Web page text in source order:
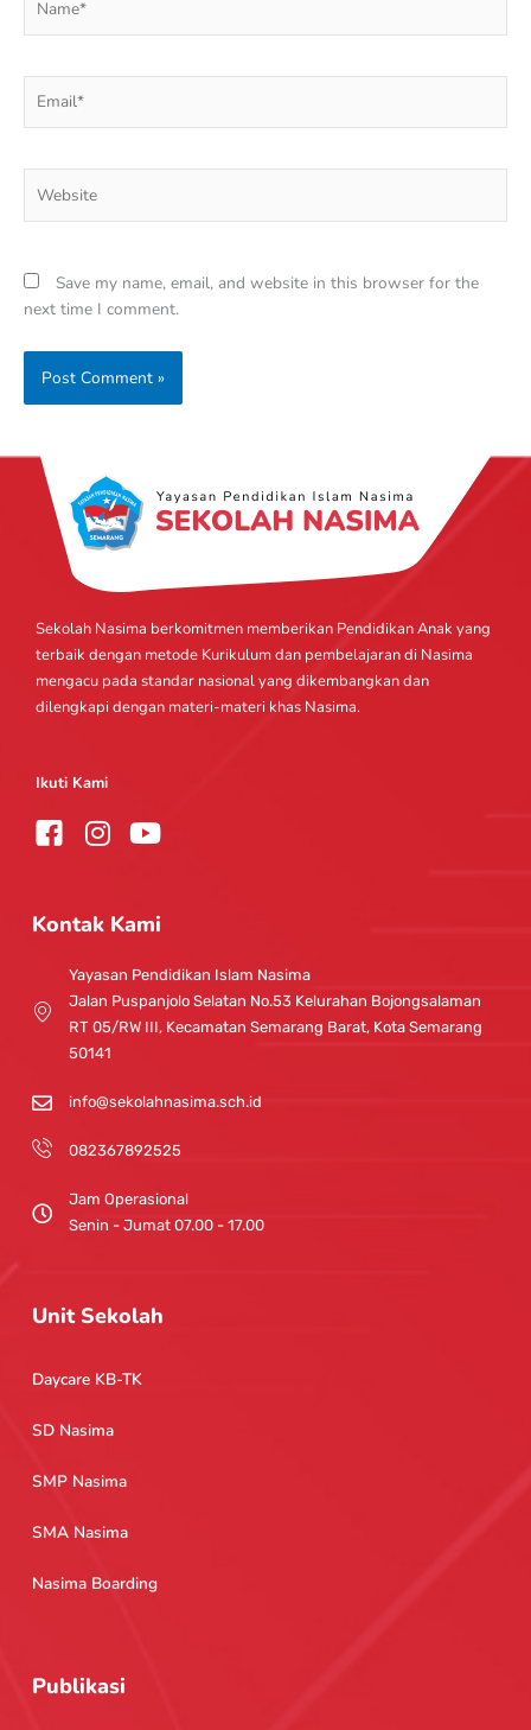
Save my name, email, and website in this browser for the
next time I comment.
Sekolah Nasima berkomitmen memberikan Pendidikan Anak yang
terbaik dengan metode Kurikulum dan pembelajaran di Nasima
mengacu pada standar nasional yang dikembangkan dan
dilengkapi dengan materi-materi khas Nasima.
Ikuti Kami
I
t
g
r
a
m
Y
t
b
e
Kontak Kami
Yayasan Pendidikan Islam Nasima
Jalan Puspanjolo Selatan No.53 Kelurahan Bojongsalaman
RT 05/RW III, Kecamatan Semarang Barat, Kota Semarang
50141
info@sekolahnasima.sch.id
082367892525
Jam Operasional
Senin - Jumat 07.00 - 17.00
Unit Sekolah
Daycare KB-TK
SD Nasima
SMP Nasima
SMA Nasima
Nasima Boarding
Publikasi